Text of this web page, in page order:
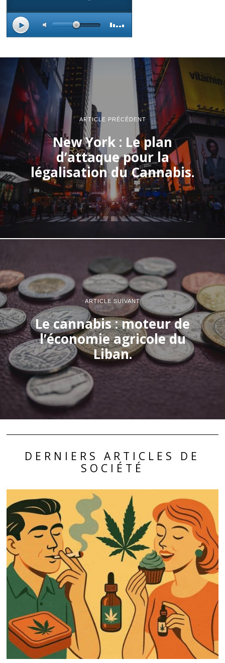
ARTICLE PRÉCÉDENT
New York : Le plan
d’attaque pour la
légalisation du Cannabis.
ARTICLE SUIVANT
Le cannabis : moteur de
l’économie agricole du
Liban.
DERNIERS ARTICLES DE
SOCIÉTÉ